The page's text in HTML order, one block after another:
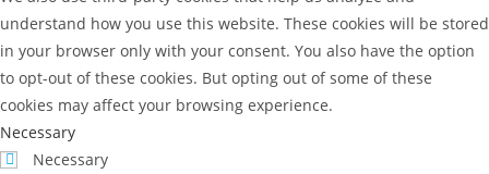
understand how you use this website. These cookies will be stored
in your browser only with your consent. You also have the option
to opt-out of these cookies. But opting out of some of these
cookies may affect your browsing experience.
Necessary
Necessary